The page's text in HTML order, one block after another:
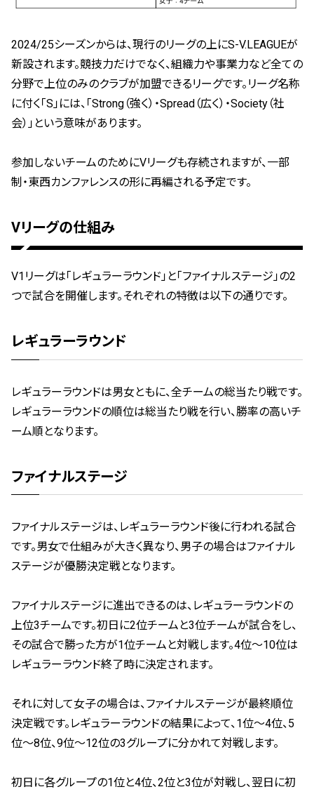
2024/25シーズンからは、現行のリーグの上にS-V.LEAGUEが
新設されます。競技力だけでなく、組織力や事業力など全ての
分野で上位のみのクラブが加盟できるリーグです。リーグ名称
に付く「S」には、「Strong（強く）・Spread（広く）・Society（社
会）」という意味があります。
参加しないチームのためにVリーグも存続されますが、一部
制・東西カンファレンスの形に再編される予定です。
Vリーグの仕組み
V1リーグは「レギュラーラウンド」と「ファイナルステージ」の2
つで試合を開催します。それぞれの特徴は以下の通りです。
レギュラーラウンド
レギュラーラウンドは男女ともに、全チームの総当たり戦です。
レギュラーラウンドの順位は総当たり戦を行い、勝率の高いチ
ーム順となります。
ファイナルステージ
ファイナルステージは、レギュラーラウンド後に行われる試合
です。男女で仕組みが大きく異なり、男子の場合はファイナル
ステージが優勝決定戦となります。
ファイナルステージに進出できるのは、レギュラーラウンドの
上位3チームです。初日に2位チームと3位チームが試合をし、
その試合で勝った方が1位チームと対戦します。4位〜10位は
レギュラーラウンド終了時に決定されます。
それに対して女子の場合は、ファイナルステージが最終順位
決定戦です。レギュラーラウンドの結果によって、1位〜4位、5
位〜8位、9位〜12位の3グループに分かれて対戦します。
初日に各グループの1位と4位、2位と3位が対戦し、翌日に初